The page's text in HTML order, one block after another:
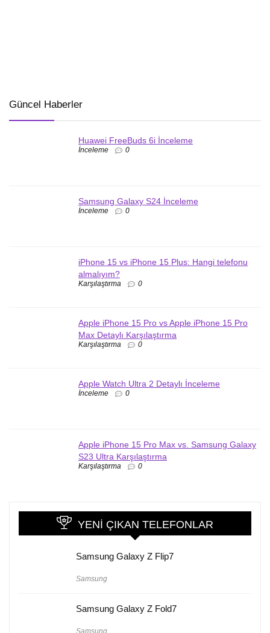
Güncel Haberler
Huawei FreeBuds 6i İnceleme
İnceleme 0
Samsung Galaxy S24 İnceleme
İnceleme 0
iPhone 15 vs iPhone 15 Plus: Hangi telefonu
almalıyım?
Karşılaştırma 0
Apple iPhone 15 Pro vs Apple iPhone 15 Pro
Max Detaylı Karşılaştırma
Karşılaştırma 0
Apple Watch Ultra 2 Detaylı İnceleme
İnceleme 0
Apple iPhone 15 Pro Max vs. Samsung Galaxy
S23 Ultra Karşılaştırma
Karşılaştırma 0
YENI ÇIKAN TELEFONLAR
Samsung Galaxy Z Flip7
Samsung
Samsung Galaxy Z Fold7
Samsung